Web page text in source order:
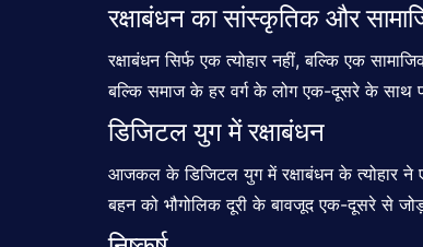
रक्षाबंधन का सांस्कृतिक और
रक्षाबंधनसिर्फ एक त्योहार नहीं, बल्कि एक
बल्कि समाज के हर वर्ग के लोग एक-दूसरे के साथ
डिजिटल युग में रक्षाबंधन
आजकल के डिजिटल युग में रक्षाबंधन के त्योहार ने
बहन को भौगोलिक दूरी के बावजूद एक-दूसरे से